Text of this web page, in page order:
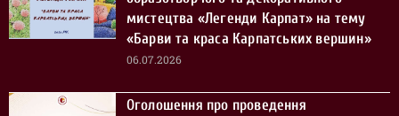
мистецтва «Легенди Карпат» на тему
«Барви та краса Карпатських вершин»
06.07.2026
Оголошення про проведення